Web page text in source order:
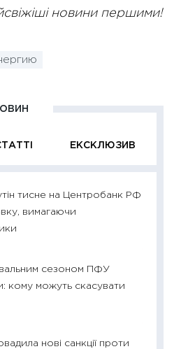
новини першими!
ЕКСКЛЮЗИВ
тисне на Центробанк РФ
вимагаючи
сезоном ПФУ
кому можуть скасувати
нові санкції проти